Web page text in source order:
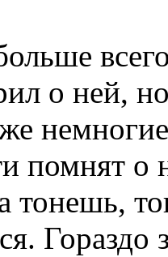
о ней,
помнят о
тонешь,
Гораздо